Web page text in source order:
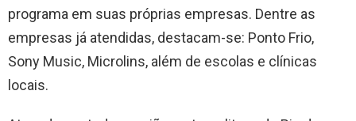
programa em suas próprias empresas. Dentre as
empresas já atendidas, destacam-se: Ponto Frio,
Sony Music, Microlins, além de escolas e clínicas
locais.